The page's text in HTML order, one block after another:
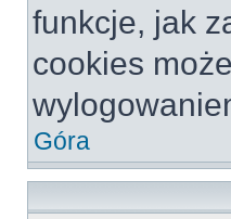
funkcje, jak
cookies
Góra